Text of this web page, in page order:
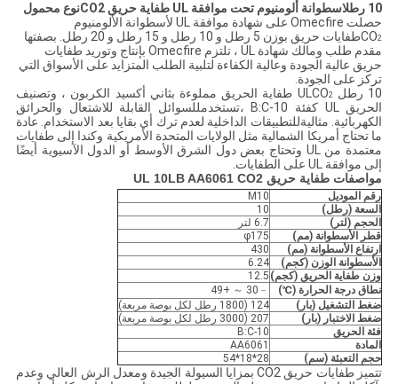
10 رطل اسطوانة ألومنيوم تحت موافقة UL طفاية حريق CO2
نوع محمول
حصلت Omecfire على شهادة موافقة UL لأسطوانة الألومنيوم
CO2
طفايات حريق بوزن 5 رطل و 10 رطل و 15 رطل و 20 رطل. بصفتها
مقدم طلب ومالك شهادة UL ، تلتزم Omecfire بإنتاج وتوريد طفايات
حريق عالية الجودة وعالية الكفاءة لتلبية الطلب المتزايد على الأسواق التي
تركز على الجودة.
10 رطل ULCO
2
طفاية الحريق مملوءة بثاني أكسيد الكربون ، وتصنيف
الحريق UL كفئة 10-B:C ،تستخدمللسوائل القابلة للاشتعال والحرائق
الكهربائية. مثاليةللتطبيقات الداخلية لعدم ترك أي بقايا بعد الاستخدام. عادة
ما تحتاج أمريكا الشمالية مثل الولايات المتحدة الأمريكية وكندا إلى طفايات
معتمدة من UL وتحتاج بعض دول الشرق الأوسط أو الدول الآسيوية أيضًا
إلى موافقة UL على الطفايات.
مواصفات طفاية حريق UL 10LB AA6061 CO2
رقم الموديل
M10
السعة (رطل)
10
الحجم (لتر )
6.7 لتر
قطر الأسطوانة (مم)
φ175
ارتفاع الأسطوانة (مم)
430
الأسطوانة الوزن (كجم)
6.24
وزن طفاية الحريق(كجم)
12.5
نطاق درجة الحرارة(
℃
)
﹣30 ～ +49
ضغط التشغيل (بار )
124 (1800 رطل لكل بوصة مربعة)
ضغط الاختبار (بار )
207 (3000 رطل لكل بوصة مربعة)
فئة الحريق
10-B:C
المادة
AA6061
حجم التعبئة (سم)
28*18*54
تتميز طفايات حريق CO2 بمزايا السيولة الجيدة ومعدل الرش العالي وعدم